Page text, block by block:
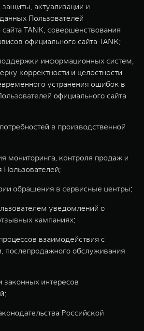
защиты, актуализации и
Пользователей
TANK, совершенствования
официального сайта TANK;
информационных систем,
корректности и целостности
устранения ошибок в
официального сайта
в производственной
мониторинга, контроля продаж и
обращения в сервисные центры;
уведомлений о
кампаниях;
взаимодействия с
послепродажного обслуживания
законных интересов
Российской